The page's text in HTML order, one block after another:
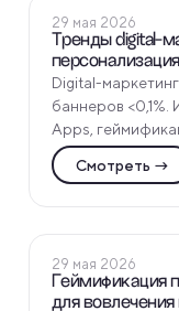
29 мая 2026
Тренды digital-
Digital-
баннеров <0,1%.
Apps,
Beauty Bomb от
Смотреть →
29 мая 2026
Геймификация
для